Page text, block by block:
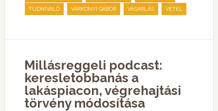
TUDNIVALÓ , VÁRKONYI GÁBOR , VÁSÁRLÁS , VÉTEL
Millásreggeli podcast:
keresletobbanás a
lakáspiacon, végrehajtási
törvény módosítása